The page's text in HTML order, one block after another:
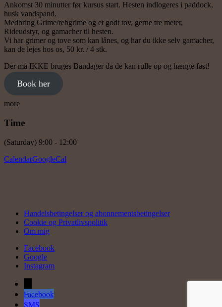
Ankomst 30 minutter før kursus start. Hesten indlogeres i paddock,
husk vandspand.
Medbring Grime/rebgrime og et godt tov, gerne tre meter,
Rideudstyr, og gamacher til hesten.
Vi har grimer og tove som kan lånes, og har du ikke selv gamacher,
kan de lejes hos os, 50 kr. / 4 stk.
Der må IKKE bruges Bandager da de kan rulle op og hænge fast!
Book her
more
Time
(Saturday) 9:00 - 12:00
CalendarGoogleCal
Handelsbetingelser og abonnementsbetingelser
Cookie og Privatlivspolitik
Om mig
Facebook
Google
Instagram
Facebook
SMS